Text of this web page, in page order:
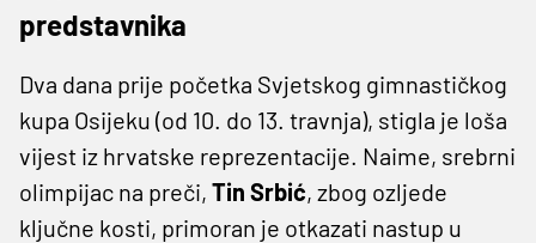
predstavnika
Dva dana prije početka Svjetskog gimnastičkog
kupa Osijeku (od 10. do 13. travnja), stigla je loša
vijest iz hrvatske reprezentacije. Naime, srebrni
olimpijac na preči, Tin Srbić, zbog ozljede
ključne kosti, primoran je otkazati nastup u